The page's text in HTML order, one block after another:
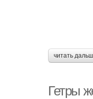
читать
Гетры